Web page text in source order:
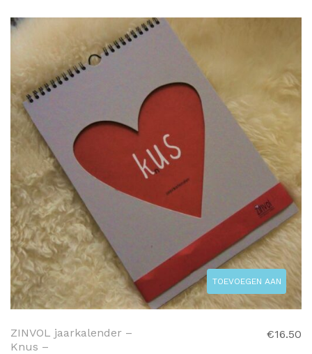
TOEVOEGEN AAN
WINKELWAGEN
ZINVOL jaarkalender –
Knus –
€16.50